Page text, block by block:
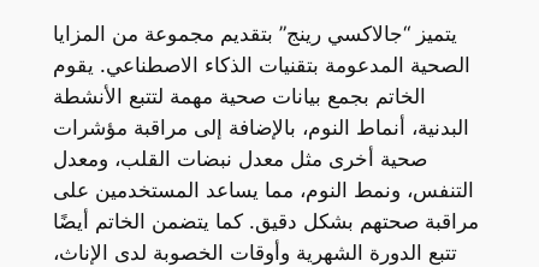
يتميز “جالاكسي رينج” بتقديم مجموعة من المزايا
الصحية المدعومة بتقنيات الذكاء الاصطناعي. يقوم
الخاتم بجمع بيانات صحية مهمة لتتبع الأنشطة
البدنية، أنماط النوم، بالإضافة إلى مراقبة مؤشرات
صحية أخرى مثل معدل نبضات القلب، ومعدل
التنفس، ونمط النوم، مما يساعد المستخدمين على
مراقبة صحتهم بشكل دقيق. كما يتضمن الخاتم أيضًا
تتبع الدورة الشهرية وأوقات الخصوبة لدى الإناث،